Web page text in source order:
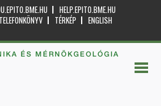
HELP.EPITO.BME.HU
TELEFONKÖNYV TÉRKÉP
ENGLISH
ÉS MÉRNÖKGEOLÓGIA